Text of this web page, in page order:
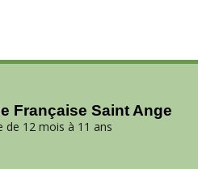
Française Saint Ange
de 12 mois à 11 ans